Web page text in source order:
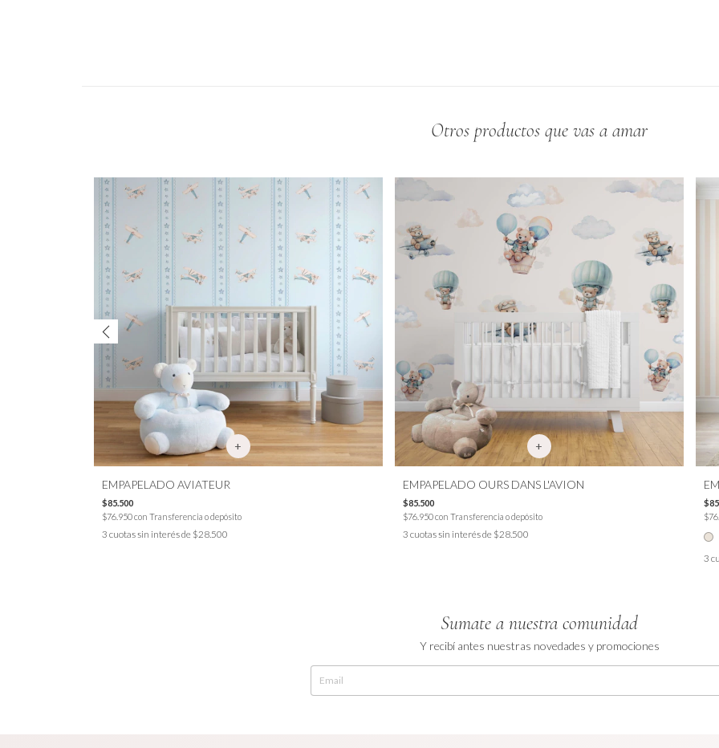
Otros productos que vas a amar
EMPAPELADO AVIATEUR
$85.500
$76.950con Transferencia o depósito
3 cuotas sin interés de $28.500
EMPAPELADO OURS DANS L'AVION
$85.500
$76.950con Transferencia o depósito
3 cuotas sin interés de $28.500
3
Sumate a nuestra comunidad
Y recibí antes nuestras novedades y promociones